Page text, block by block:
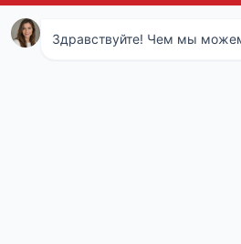
Видное
Одинцово